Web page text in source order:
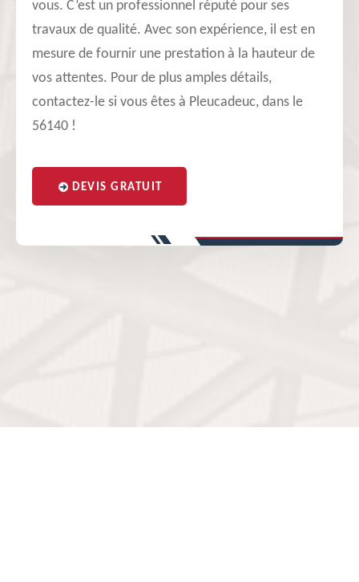
vous. C’est un professionnel réputé pour ses
travaux de qualité. Avec son expérience, il est en
mesure de fournir une prestation à la hauteur de
vos attentes. Pour de plus amples détails,
contactez-le si vous êtes à Pleucadeuc, dans le
56140 !
DEVIS GRATUIT